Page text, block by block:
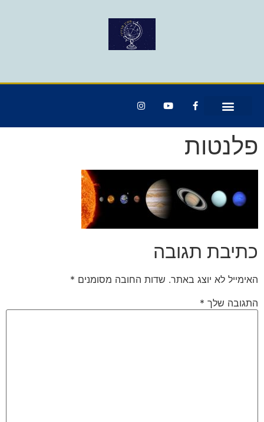
פלנטות
כתיבת תגובה
האימייל לא יוצג באתר. שדות החובה מסומנים *
התגובה שלך *